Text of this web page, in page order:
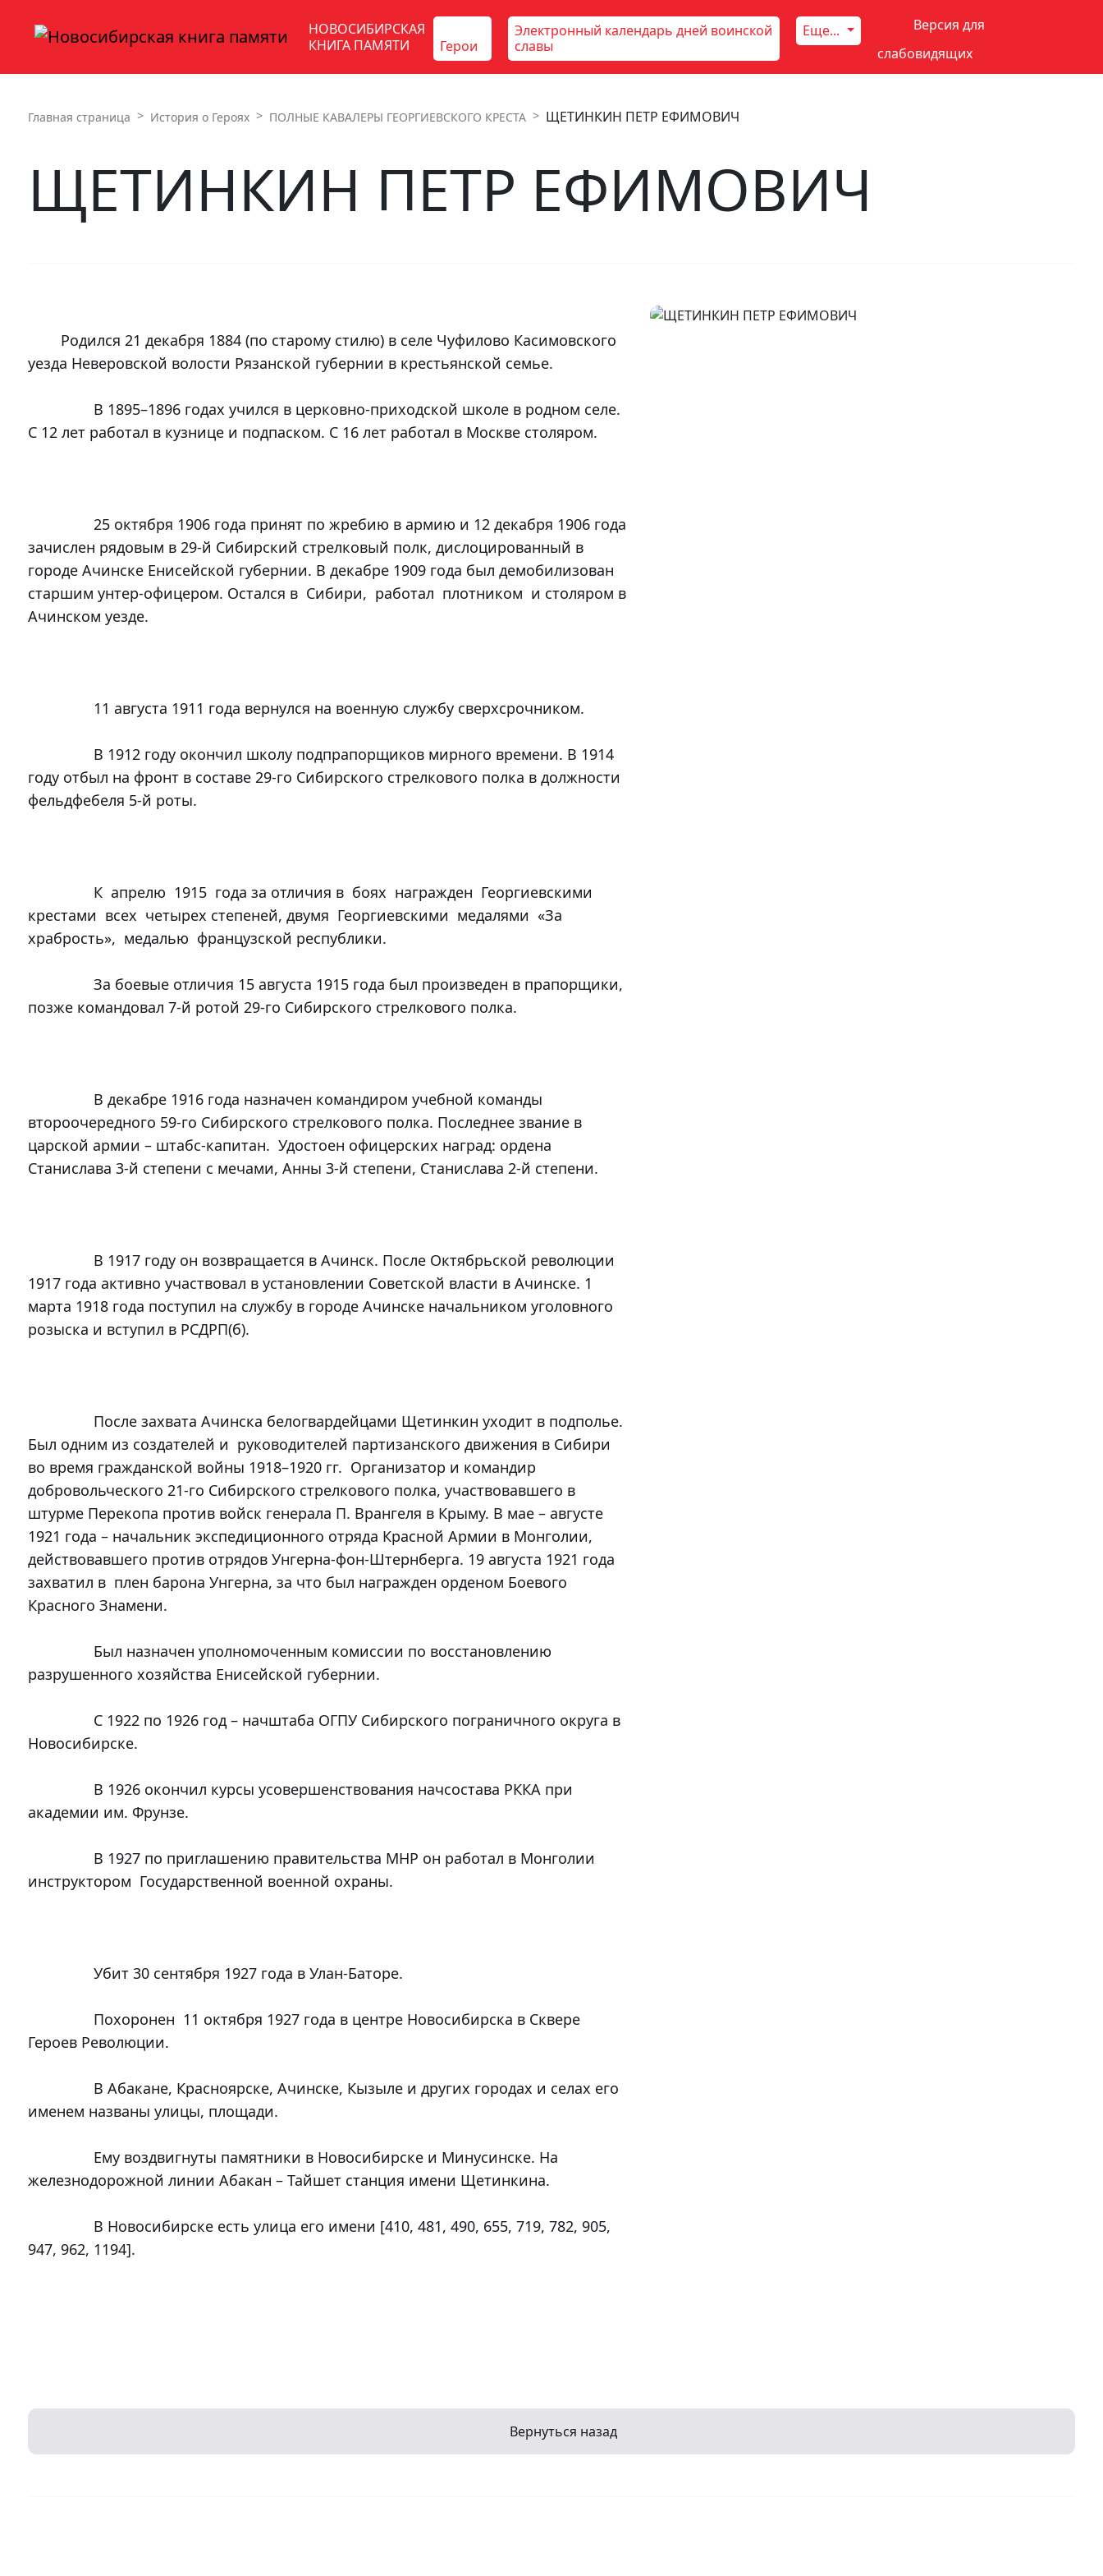
НОВОСИБИРСКАЯ
КНИГА ПАМЯТИ
Герои
Электронный календарь дней воинской
славы
Еще...
Версия для
слабовидящих
Главная страница История о Героях ПОЛНЫЕ КАВАЛЕРЫ ГЕОРГИЕВСКОГО КРЕСТА ЩЕТИНКИН ПЕТР ЕФИМОВИЧ
ЩЕТИНКИН ПЕТР ЕФИМОВИЧ
уезда Неверовской волости Рязанской губернии в крестьянской семье.
С 12 лет работал в кузнице и подпаском. С 16 лет работал в Москве столяром.
зачислен рядовым в 29-й Сибирский стрелковый полк, дислоцированный в
городе Ачинске Енисейской губернии. В декабре 1909 года был демобилизован
старшим унтер-офицером. Остался в  Сибири,  работал  плотником  и столяром в
Ачинском уезде.
году отбыл на фронт в составе 29-го Сибирского стрелкового полка в должности
фельдфебеля 5-й роты.
крестами  всех  четырех степеней, двумя  Георгиевскими  медалями  «За
храбрость»,  медалью  французской республики.
позже командовал 7-й ротой 29-го Сибирского стрелкового полка.
второочередного 59-го Сибирского стрелкового полка. Последнее звание в
царской армии – штабс-капитан.  Удостоен офицерских наград: ордена
Станислава 3-й степени с мечами, Анны 3-й степени, Станислава 2-й степени.
1917 года активно участвовал в установлении Советской власти в Ачинске. 1
марта 1918 года поступил на службу в городе Ачинске начальником уголовного
розыска и вступил в РСДРП(б).
Был одним из создателей и  руководителей партизанского движения в Сибири
во время гражданской войны 1918–1920 гг.  Организатор и командир
добровольческого 21-го Сибирского стрелкового полка, участвовавшего в
штурме Перекопа против войск генерала П. Врангеля в Крыму. В мае – августе
1921 года – начальник экспедиционного отряда Красной Армии в Монголии,
действовавшего против отрядов Унгерна-фон-Штернберга. 19 августа 1921 года
захватил в  плен барона Унгерна, за что был награжден орденом Боевого
Красного Знамени.
разрушенного хозяйства Енисейской губернии.
Новосибирске.
академии им. Фрунзе.
инструктором  Государственной военной охраны.
Героев Революции.
именем названы улицы, площади.
железнодорожной линии Абакан – Тайшет станция имени Щетинкина.
947, 962, 1194].
Вернуться назад